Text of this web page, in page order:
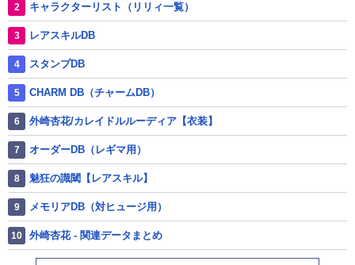
キャラクターリスト（リリィ一覧）
レアスキルDB
スタンプDB
CHARM DB（チャームDB）
外崎杏花/カレイドルルーディア【衣装】
オーダーDB（レギマ用）
魅狂の識閾【レアスキル】
メモリアDB（対ヒュージ用）
外崎杏花 - 関連データまとめ